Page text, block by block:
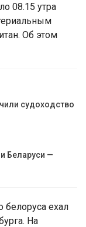
08.15 утра
Об этом
судоходство
Беларуси —
белоруса ехал
На